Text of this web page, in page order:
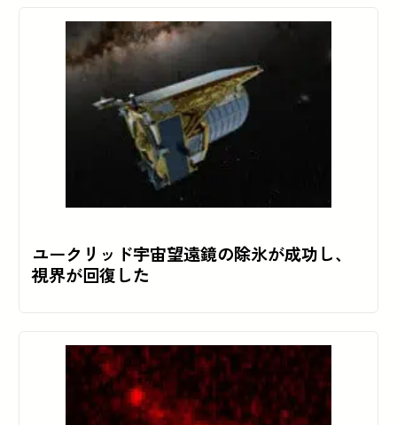
ユークリッド宇宙望遠鏡の除氷が成功し、
視界が回復した